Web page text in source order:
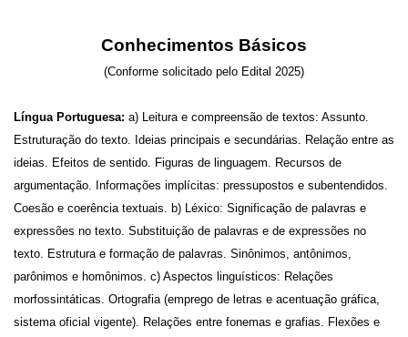
Conhecimentos Básicos
(Conforme solicitado pelo Edital 2025)
Língua Portuguesa: a) Leitura e compreensão de textos: Assunto.
Estruturação do texto. Ideias principais e secundárias. Relação entre as
ideias. Efeitos de sentido. Figuras de linguagem. Recursos de
argumentação. Informações implícitas: pressupostos e subentendidos.
Coesão e coerência textuais. b) Léxico: Significação de palavras e
expressões no texto. Substituição de palavras e de expressões no
texto. Estrutura e formação de palavras. Sinônimos, antônimos,
parônimos e homônimos. c) Aspectos linguísticos: Relações
morfossintáticas. Ortografia (emprego de letras e acentuação gráfica,
sistema oficial vigente). Relações entre fonemas e grafias. Flexões e